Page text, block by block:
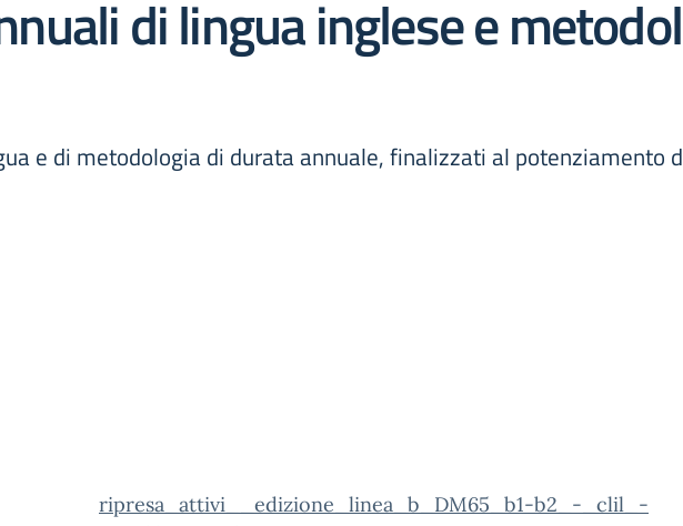
di lingua inglese e
e di metodologia di durata annuale, finalizzati al potenziamento
ripresa_attivi__edizione_linea_b_DM65_b1-b2_-_clil_-